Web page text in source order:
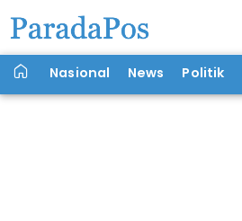
Nasional News Politik